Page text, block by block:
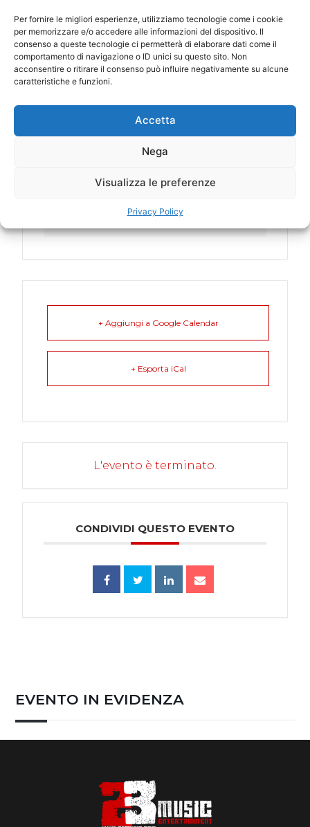
Per fornire le migliori esperienze, utilizziamo tecnologie come i cookie
per memorizzare e/o accedere alle informazioni del dispositivo. Il
consenso a queste tecnologie ci permetterà di elaborare dati come il
comportamento di navigazione o ID unici su questo sito. Non
acconsentire o ritirare il consenso può influire negativamente su alcune
caratteristiche e funzioni.
Accetta
Nega
Visualizza le preferenze
Privacy Policy
Scaduto!
ORA
21:30 - 23:30
Cisterna di Latina (LT)
Piazza XIX Marzo
+ Aggiungi a Google Calendar
+ Esporta iCal
L'evento è terminato.
CONDIVIDI QUESTO EVENTO
EVENTO IN EVIDENZA